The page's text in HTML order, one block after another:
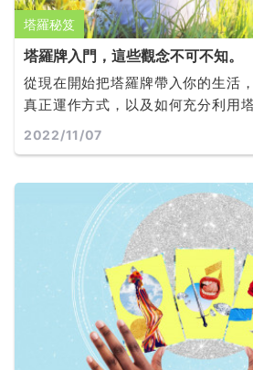
塔羅秘笈
塔羅牌入門，這些觀念不可不知。
從現在開始把塔羅牌帶入你的生活
真正運作方式，以及如何充分利用
繫，做出有效的選擇，並實現目標和
2022/11/07